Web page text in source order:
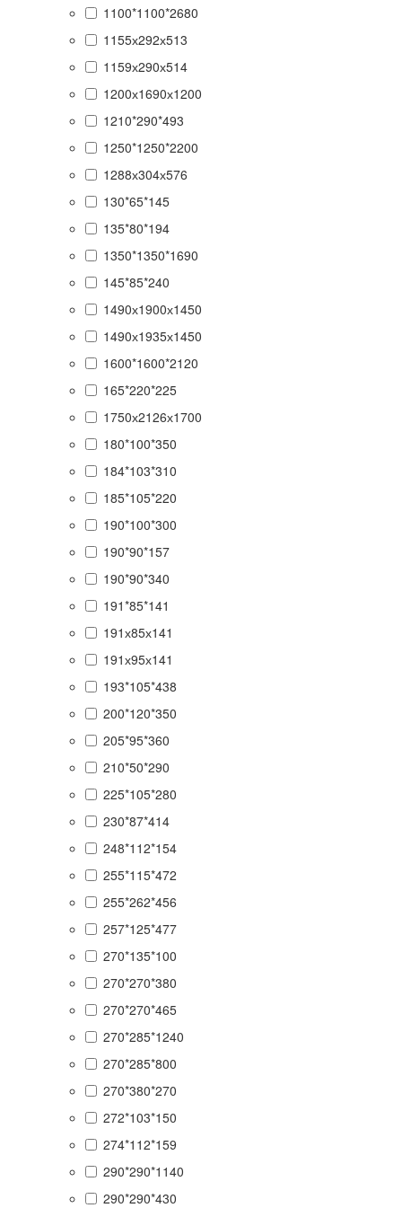
1100*1100*2680
1155х292х513
1159х290х514
1200х1690х1200
1210*290*493
1250*1250*2200
1288х304х576
130*65*145
135*80*194
1350*1350*1690
145*85*240
1490х1900х1450
1490х1935х1450
1600*1600*2120
165*220*225
1750х2126х1700
180*100*350
184*103*310
185*105*220
190*100*300
190*90*157
190*90*340
191*85*141
191х85х141
191х95х141
193*105*438
200*120*350
205*95*360
210*50*290
225*105*280
230*87*414
248*112*154
255*115*472
255*262*456
257*125*477
270*135*100
270*270*380
270*270*465
270*285*1240
270*285*800
270*380*270
272*103*150
274*112*159
290*290*1140
290*290*430